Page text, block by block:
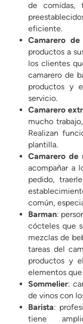
de comidas,
eficiente.
Camarero de
productos a
los clientes
camarero de
productos y
servicio.
Camarero
mucho
Realizan
plantilla.
Camarero de
acompañar a
pedido,
común,
Barman:
cócteles que
mezclas de
tareas del
productos y
elementos
Sommelier:
de vinos con
Barista:
tiene